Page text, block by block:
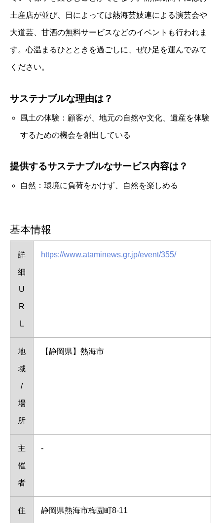
土産店が並び、日によっては熱海芸妓連による演芸会や
大道芸、甘酒の無料サービスなどのイベントも行われま
す。心温まるひとときを過ごしに、ぜひ足を運んでみて
ください。
サステナブルな理由は？
風土の体験：顧客が、地元の自然や文化、遺産を体験
するための機会を創出している
提供するサステナブルなサービス内容は？
自然：環境に負荷をかけず、自然を楽しめる
基本情報
詳
細
U
R
L
https://www.ataminews.gr.jp/event/355/
地
域
/
場
所
【静岡県】熱海市
主
催
者
-
住 静岡県熱海市梅園町8-11